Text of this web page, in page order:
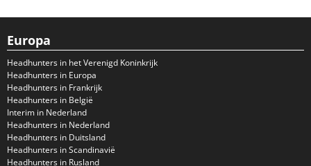
Europa
Headhunters in het Verenigd Koninkrijk
Headhunters in Europa
Headhunters in Frankrijk
Headhunters in België
Interim in Nederland
Headhunters in Nederland
Headhunters in Duitsland
Headhunters in Scandinavië
Headhunters in Rusland